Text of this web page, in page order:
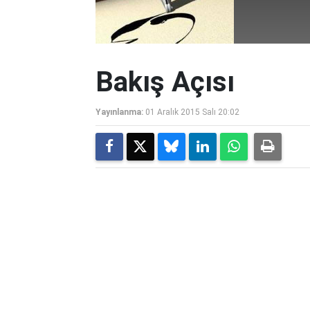
Bakış Açısı
Yayınlanma: 01 Aralık 2015 Salı 20:02